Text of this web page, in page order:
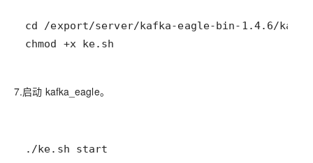
chmod +x ke.sh
7.启动 kafka_eagle。
./ke.sh start